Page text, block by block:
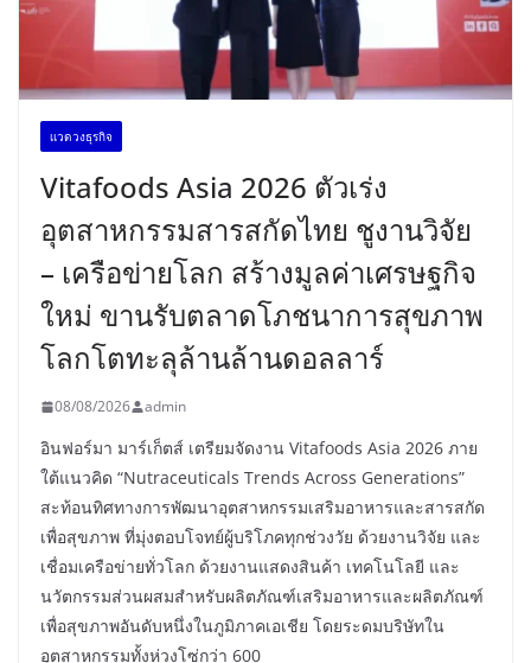
เเวดวงธุรกิจ
Vitafoods Asia 2026 ตัวเร่ง
อุตสาหกรรมสารสกัดไทย ชูงานวิจัย
– เครือข่ายโลก สร้างมูลค่าเศรษฐกิจ
ใหม่ ขานรับตลาดโภชนาการสุขภาพ
โลกโตทะลุล้านล้านดอลลาร์
08/08/2026 admin
อินฟอร์มา มาร์เก็ตส์ เตรียมจัดงาน Vitafoods Asia 2026 ภาย
ใต้แนวคิด “Nutraceuticals Trends Across Generations”
สะท้อนทิศทางการพัฒนาอุตสาหกรรมเสริมอาหารและสารสกัด
เพื่อสุขภาพ ที่มุ่งตอบโจทย์ผู้บริโภคทุกช่วงวัย ด้วยงานวิจัย และ
เชื่อมเครือข่ายทั่วโลก ด้วยงานแสดงสินค้า เทคโนโลยี และ
นวัตกรรมส่วนผสมสำหรับผลิตภัณฑ์เสริมอาหารและผลิตภัณฑ์
เพื่อสุขภาพอันดับหนึ่งในภูมิภาคเอเชีย โดยระดมบริษัทใน
อุตสาหกรรมทั้งห่วงโซ่กว่า 600